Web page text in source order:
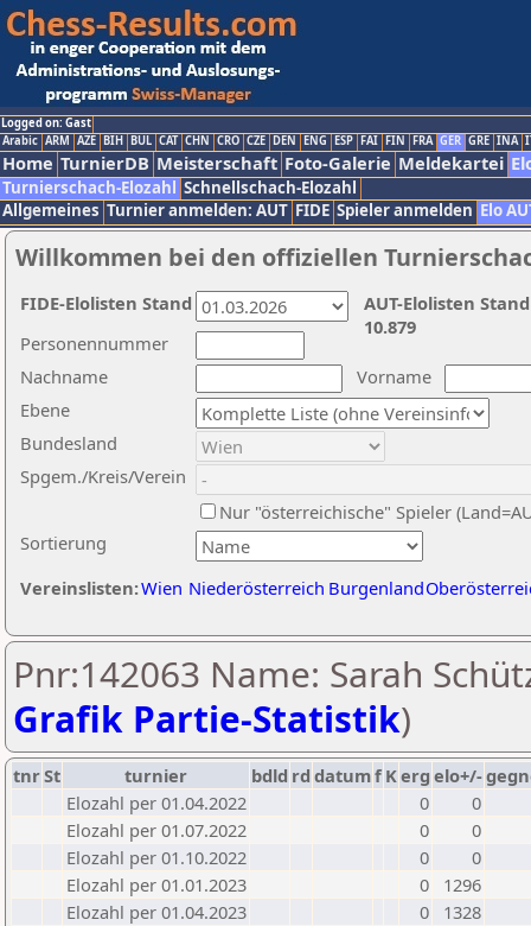
Logged on: Gast
Arabic ARM AZE BIH BUL CAT CHN CRO CZE DEN ENG ESP FAI FIN FRA GER GRE INA
Home TurnierDB Meisterschaft Foto-Galerie Meldekartei
Turnierschach-Elozahl Schnellschach-Elozahl
Allgemeines Turnier anmelden: AUT FIDE Spieler anmelden Elo
Willkommen bei den offiziellen
Nachname
Vorname
Ebene
Sortierung
Personennummer
Bundesland
Spgem./Kreis/Verein
Nur "österreichische" Spieler
Vereinslisten:Wien Niederösterreich Burgenland
AUT-Elolisten
10.879
FIDE-Elolisten Stand
Pnr:142063 Name: Sarah
Grafik Partie-Statistik)
tnrSt turnier bdld rd datumf Kerg elo+/-
Elozahl per 01.04.2022
0
0
Elozahl per 01.07.2022
0
0
Elozahl per 01.10.2022
0
0
Elozahl per 01.01.2023
0
1296
Elozahl per 01.04.2023
0
1328